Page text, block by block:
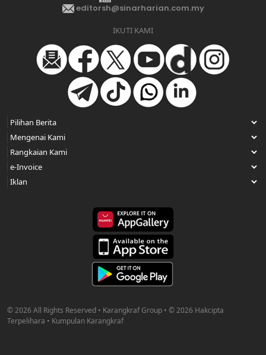
editorsh@sinarharian.com.my
IKUTI KAMI
© 2026 All Rights Reserved • Karangkraf Group • © 2026 Hakcipta
Terpelihara • Kumpulan Karangkraf